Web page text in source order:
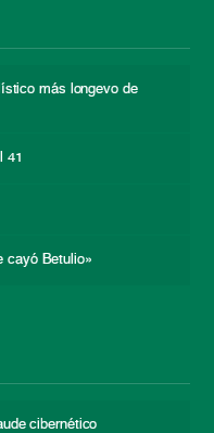
más longevo de
41
cayó Betulio»
cibernético